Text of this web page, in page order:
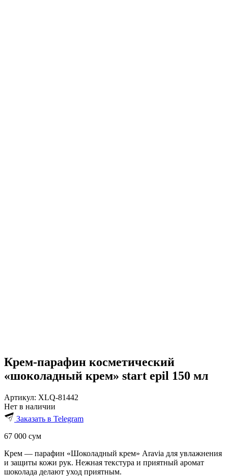
Крем-парафин косметический
«шоколадный крем» start epil 150 мл
Артикул: XLQ-81442
Нет в наличии
Заказать в Telegram
67 000 сум
Крем — парафин «Шоколадный крем» Aravia для увлажнения
и защиты кожи рук. Нежная текстура и приятный аромат
шоколада делают уход приятным.